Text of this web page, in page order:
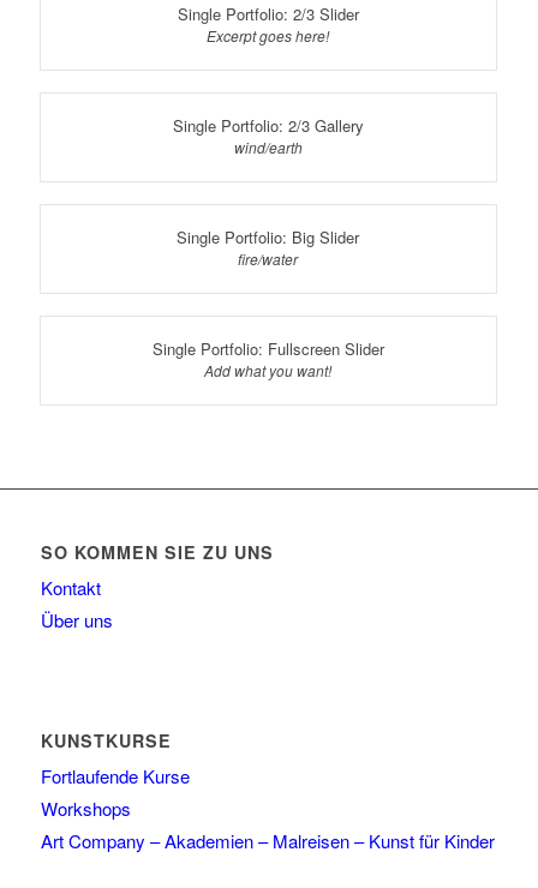
Single Portfolio: 2/3 Slider
Excerpt goes here!
Single Portfolio: 2/3 Gallery
wind/earth
Single Portfolio: Big Slider
fire/water
Single Portfolio: Fullscreen Slider
Add what you want!
SO KOMMEN SIE ZU UNS
Kontakt
Über uns
KUNSTKURSE
Fortlaufende Kurse
Workshops
Art Company – Akademien – Malreisen – Kunst für Kinder